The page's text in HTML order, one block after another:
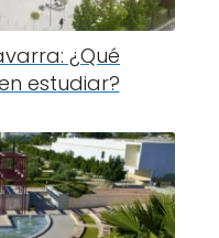
¿Qué
estudiar?